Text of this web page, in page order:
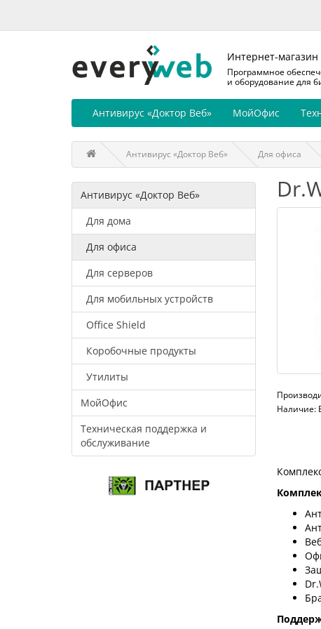
Интернет-магазин
Программное
и оборудование для
Антивирус «Доктор Веб» МойОфис
Антивирус «Доктор Веб» Для офиса
Антивирус «Доктор Веб»
Для дома
Для офиса
Для серверов
Для мобильных устройств
Office Shield
Коробочные продукты
Утилиты
МойОфис
Техническая поддержка и
обслуживание
Наличие: